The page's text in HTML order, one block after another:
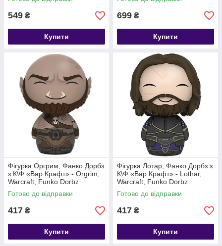
549 ₴
Купити
699 ₴
Купити
Фігурка Оргрим, Фанко Дорбз
з К\Ф «Вар Крафт» - Orgrim,
Warcraft, Funko Dorbz
Готово до відправки
417 ₴
Купити
Фігурка Лотар, Фанко Дорбз з
К\Ф «Вар Крафт» - Lothar,
Warcraft, Funko Dorbz
Готово до відправки
417 ₴
Купити